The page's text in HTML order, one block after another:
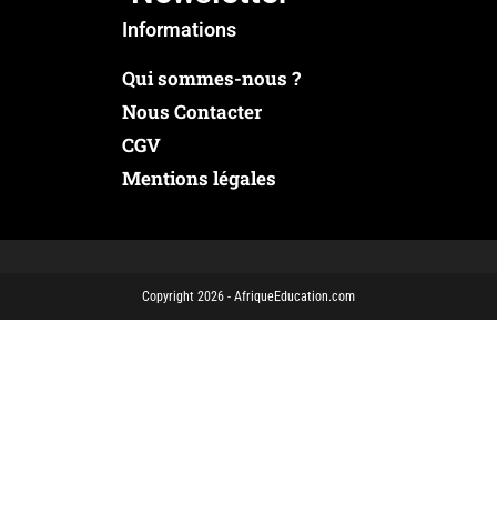
Informations
Qui sommes-nous ?
Nous Contacter
CGV
Mentions légales
Copyright 2026 - AfriqueEducation.com